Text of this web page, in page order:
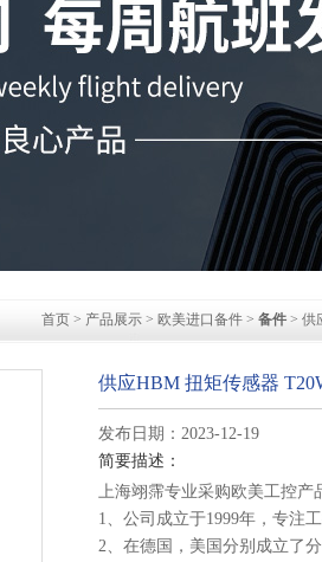
首页 > 产品展示 > 欧美进口备件 > 备件 > 供
供应HBM 扭矩传感器
发布日期：2023-12-19
简要描述：
上海翊霈专业采购欧美工控产
1、公司成立于1999年，专注
2、在德国，美国分别成立了